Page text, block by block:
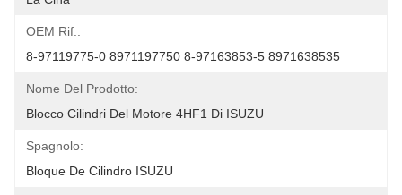
OEM Rif.:
8-97119775-0 8971197750 8-97163853-5 8971638535
Nome Del Prodotto:
Blocco Cilindri Del Motore 4HF1 Di ISUZU
Spagnolo:
Bloque De Cilindro ISUZU